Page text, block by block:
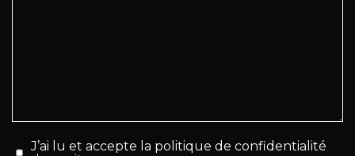
J’ai lu et accepte la politique de confidentialité